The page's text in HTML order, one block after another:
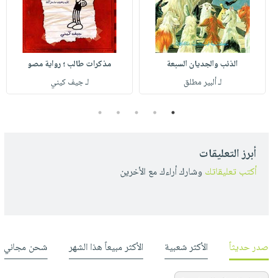
الذئب والجديان السبعة
لـ ألبير مطلق
مذكرات طالب ؛ رواية مصو
لـ جيف كيني
1
2
3
4
5
أبرز التعليقات
أكتب تعليقاتك وشارك أراءك مع الأخرين
صدر حديثاً الأكثر شعبية الأكثر مبيعاً هذا الشهر شحن مجاني